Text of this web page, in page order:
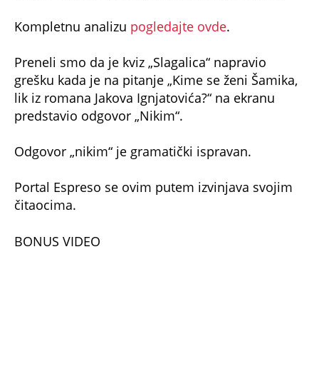
Kompletnu analizu pogledajte ovde.
Preneli smo da je kviz „Slagalica“ napravio
grešku kada je na pitanje „Kime se ženi Šamika,
lik iz romana Jakova Ignjatovića?“ na ekranu
predstavio odgovor „Nikim“.
Odgovor „nikim“ je gramatički ispravan.
Portal Espreso se ovim putem izvinjava svojim
čitaocima.
BONUS VIDEO